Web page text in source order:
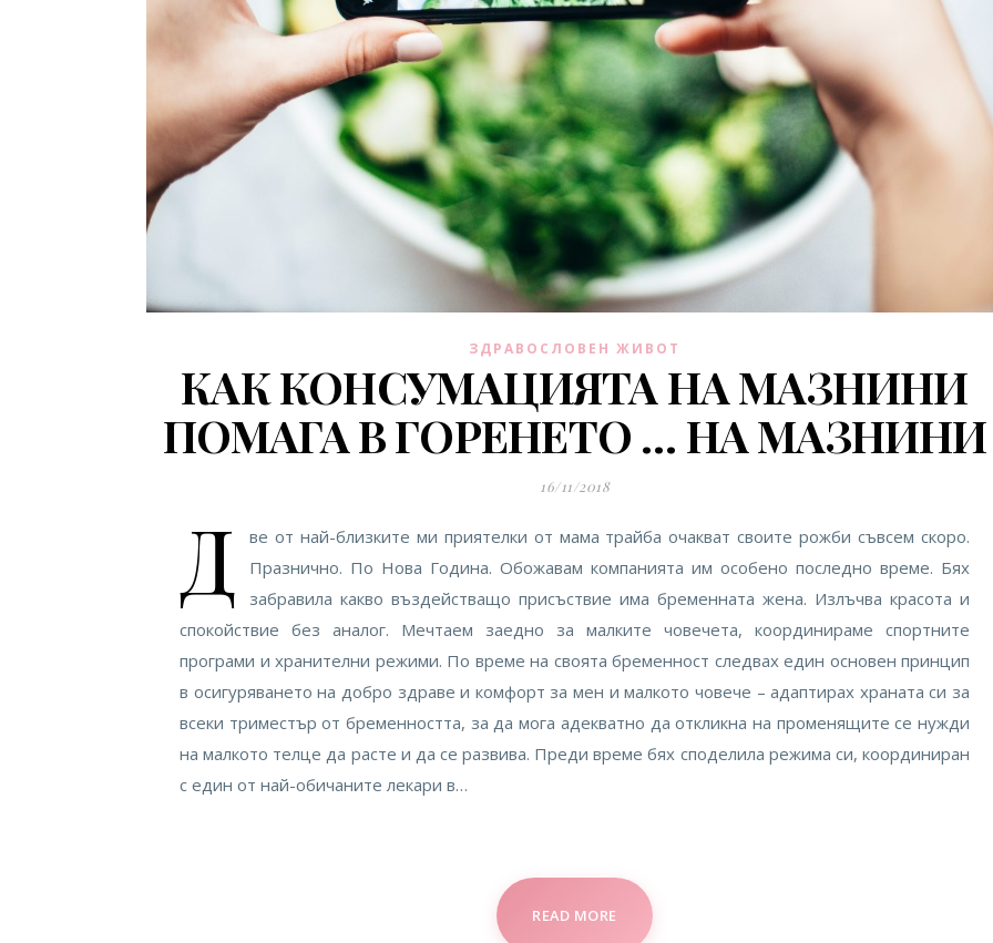
ЗДРАВОСЛОВЕН ЖИВОТ
КАК КОНСУМАЦИЯТА НА МАЗНИНИ
ПОМАГА В ГОРЕНЕТО … НА МАЗНИНИ
16/11/2018
Д
ве от най-близките ми приятелки от мама трайба очакват своите рожби съвсем скоро.
Празнично. По Нова Година. Обожавам компанията им особено последно време. Бях
забравила какво въздействащо присъствие има бременната жена. Излъчва красота и
спокойствие без аналог. Мечтаем заедно за малките човечета, координираме спортните
програми и хранителни режими. По време на своята бременност следвах един основен принцип
в осигуряването на добро здраве и комфорт за мен и малкото човече – адаптирах храната си за
всеки триместър от бременността, за да мога адекватно да откликна на променящите се нужди
на малкото телце да расте и да се развива. Преди време бях споделила режима си, координиран
с един от най-обичаните лекари в…
READ MORE